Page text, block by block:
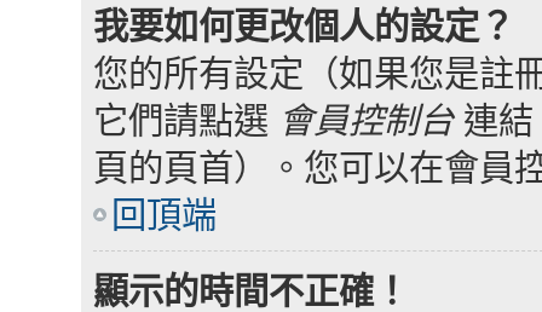
我要如何更改個人的設定？
您的所有設定（如果您是註
它們請點選 會員控制台連結
頁的頁首）。您可以在會員
回頂端
顯示的時間不正確！